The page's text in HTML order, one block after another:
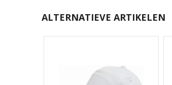
ALTERNATIEVE ARTIKELEN